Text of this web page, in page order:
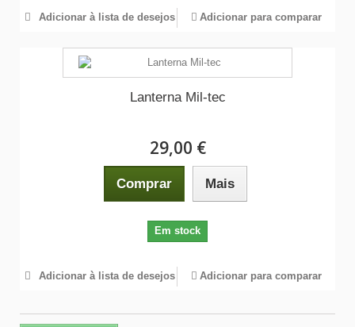
Adicionar à lista de desejos Adicionar para comparar
Lanterna Mil-tec
29,00 €
Comprar Mais
Em stock
Adicionar à lista de desejos Adicionar para comparar